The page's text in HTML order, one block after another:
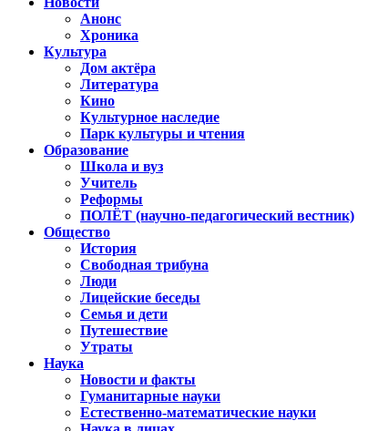
Анонс
Хроника
Культура
Дом актёра
Литература
Кино
Культурное наследие
Парк культуры и чтения
Образование
Школа и вуз
Учитель
Реформы
ПОЛЁТ (научно-педагогический вестник)
Общество
История
Свободная трибуна
Люди
Лицейские беседы
Семья и дети
Путешествие
Утраты
Наука
Новости и факты
Гуманитарные науки
Естественно-математические науки